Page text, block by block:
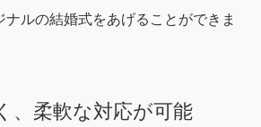
ナルの結婚式をあげることができま
、柔軟な対応が可能